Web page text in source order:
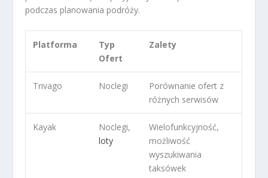
podczas planowania podróży.
Platforma
Typ
Ofert
Zalety
Trivago Noclegi
Porównanie ofert z
różnych serwisów
Kayak
Noclegi,
loty
Wielofunkcyjność,
możliwość
wyszukiwania
taksówek